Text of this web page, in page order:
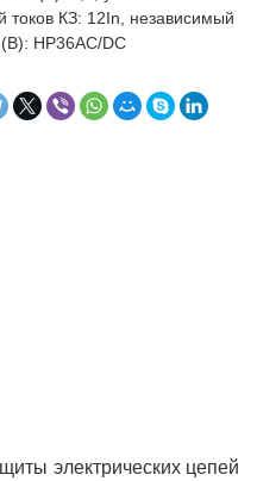
токов КЗ: 12In, независимый
(В): НР36AC/DC
электрических цепей